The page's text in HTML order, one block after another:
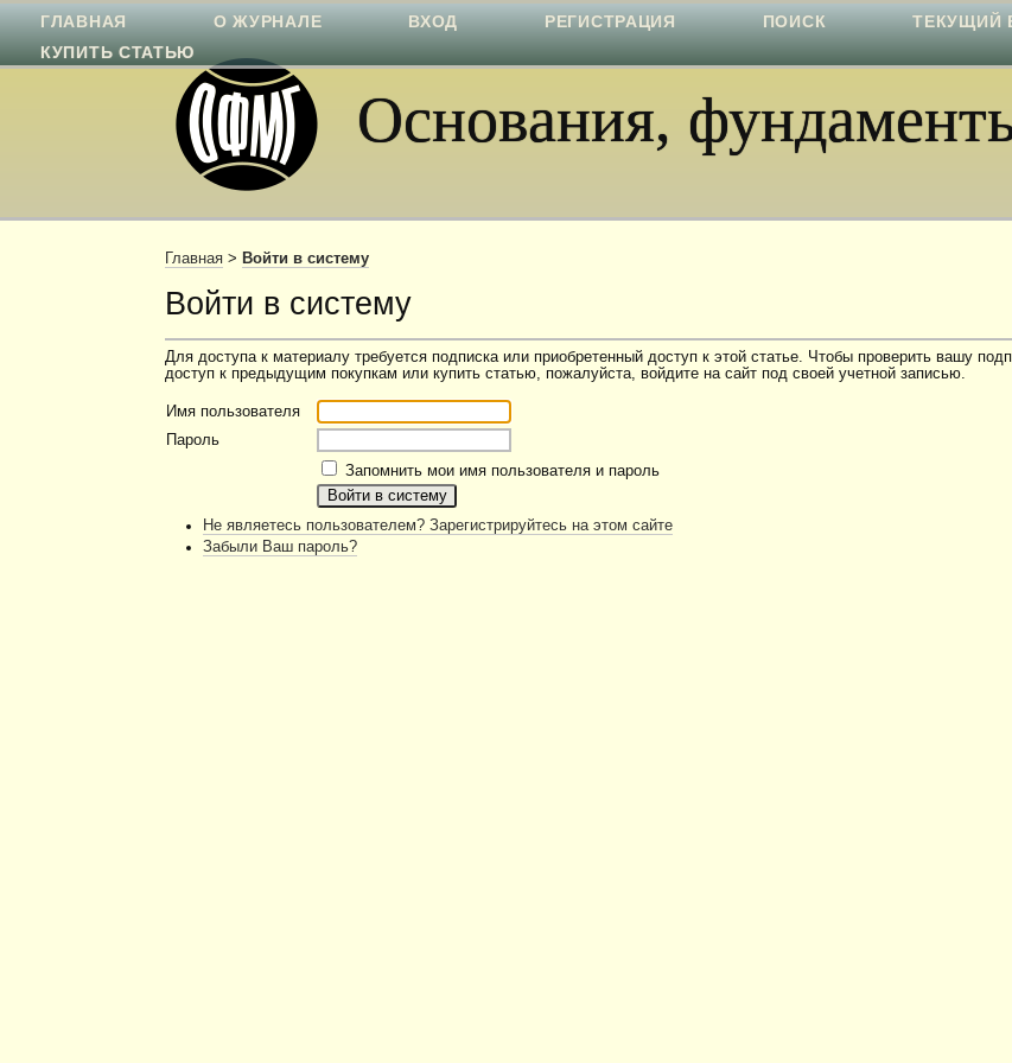
Основания,
ГЛАВНАЯ О ЖУРНАЛЕ ВХОД РЕГИСТРАЦИЯ ПОИСК ТЕКУЩИЙ
КУПИТЬ СТАТЬЮ
Главная > Войти в систему
Войти в систему
Для доступа к материалу требуется подписка или приобретенный доступ к этой статье. Чтобы проверить вашу
доступ к предыдущим покупкам или купить статью, пожалуйста, войдите на сайт под своей учетной записью.
Имя пользователя
Пароль
Запомнить мои имя пользователя и пароль
Не являетесь пользователем? Зарегистрируйтесь на этом сайте
Забыли Ваш пароль?